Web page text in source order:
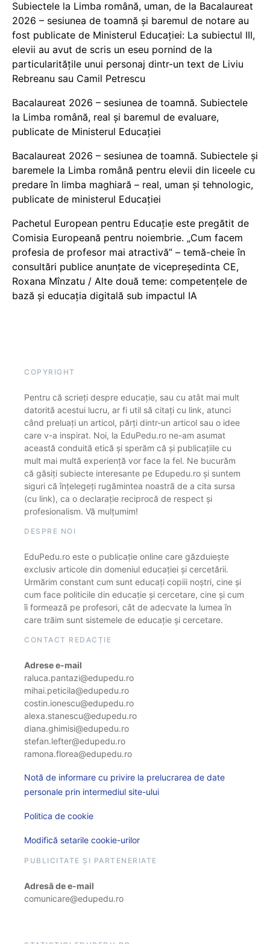
Subiectele la Limba română, uman, de la Bacalaureat
2026 – sesiunea de toamnă și baremul de notare au
fost publicate de Ministerul Educației: La subiectul III,
elevii au avut de scris un eseu pornind de la
particularitățile unui personaj dintr-un text de Liviu
Rebreanu sau Camil Petrescu
Bacalaureat 2026 – sesiunea de toamnă. Subiectele
la Limba română, real și baremul de evaluare,
publicate de Ministerul Educației
Bacalaureat 2026 – sesiunea de toamnă. Subiectele și
baremele la Limba română pentru elevii din liceele cu
predare în limba maghiară – real, uman și tehnologic,
publicate de ministerul Educației
Pachetul European pentru Educație este pregătit de
Comisia Europeană pentru noiembrie. „Cum facem
profesia de profesor mai atractivă” – temă-cheie în
consultări publice anunțate de vicepreședinta CE,
Roxana Mînzatu / Alte două teme: competențele de
bază și educația digitală sub impactul IA
COPYRIGHT
Pentru că scrieți despre educație, sau cu atât mai mult
datorită acestui lucru, ar fi util să citați cu link, atunci
când preluați un articol, părți dintr-un articol sau o idee
care v-a inspirat. Noi, la EduPedu.ro ne-am asumat
această conduită etică și sperăm că și publicațiile cu
mult mai multă experiență vor face la fel. Ne bucurăm
că găsiți subiecte interesante pe Edupedu.ro și suntem
siguri că înțelegeți rugămintea noastră de a cita sursa
(cu link), ca o declarație reciprocă de respect și
profesionalism. Vă mulțumim!
DESPRE NOI
EduPedu.ro este o publicație online care găzduiește
exclusiv articole din domeniul educației și cercetării.
Urmărim constant cum sunt educați copiii noștri, cine și
cum face politicile din educație și cercetare, cine și cum
îi formează pe profesori, cât de adecvate la lumea în
care trăim sunt sistemele de educație și cercetare.
CONTACT REDACȚIE
Adrese e-mail
raluca.pantazi@edupedu.ro
mihai.peticila@edupedu.ro
costin.ionescu@edupedu.ro
alexa.stanescu@edupedu.ro
diana.ghimisi@edupedu.ro
stefan.lefter@edupedu.ro
ramona.florea@edupedu.ro
Notă de informare cu privire la prelucrarea de date
personale prin intermediul site-ului
Politica de cookie
Modifică setarile cookie-urilor
PUBLICITATE ȘI PARTENERIATE
Adresă de e-mail
comunicare@edupedu.ro